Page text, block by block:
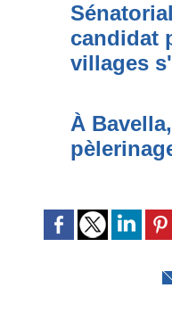
candidat
villages
À